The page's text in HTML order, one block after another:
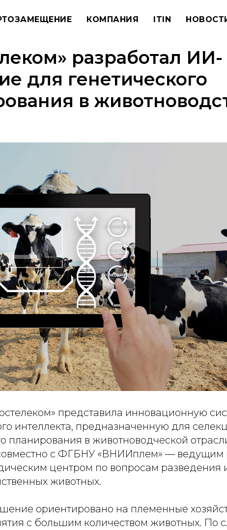
КОМПАНИЯ ITIN
разработал ИИ-
для генетического
в
представила инновационную
интеллекта, предназначенную для
планирования в животноводческой
с ФГБНУ «ВНИИплем» — ведущим
центром по вопросам разведения
животных.
ориентировано на племенные
с большим количеством животных. По